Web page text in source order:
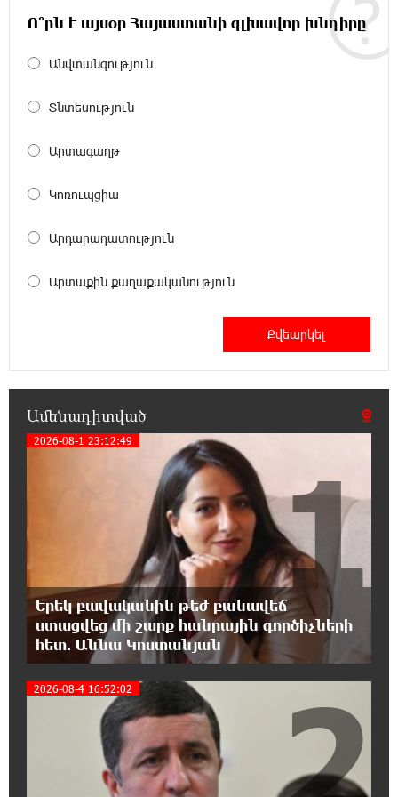
15:33:02 8-08-2026
գալու համար. Արմեն Մանվելյան
15:07:43 8-08-2026
են, քան անհաջող ու չստացված դերասանի
Միայն հանրային մեծ աջակցության
պարագայում ընդդիմությունը կկարողանա
օրակարգ թելադրել. Արեգ Սավգուլյան
14:44:51 8-08-2026
«ՀայաՔվեի» տարածքային գրասենյակները
շարունակում են կահավորվել Ավետիք
Չալաբյանի ազատ արձակումը պահանջող պաստառներով
13:16:00 8-08-2026
Երկուսը մեկում. Բրիտանացի ֆերմերները
համատեղում են արևային վահանակները
ոչխարների հետ մեկ դաշտում, և դա աշխատում է
12:27:29 8-08-2026
Սաուդյան Արաբիան, Թուրքիան և
Պակիստանը համատեղ պաշտպանության
մասին համաձայնագիր են կնքել. Արտակ Զաքարյան
12:05:38 8-08-2026
Սլովակիայի նախկին ղեկավարները
Ո՞րն է այսօր Հայաստանի գլխավոր խնդիրը
Անվտանգություն
Տնտեսություն
Արտագաղթ
Կոռուպցիա
Արդարադատություն
Արտաքին քաղաքականություն
Ամենադիտված
2026-08-1 23:12:49
Երեկ բավականին թեժ բանավեճ
ստացվեց մի շարք հանրային գործիչների
հետ. Աննա Կոստանյան
1
2026-08-4 16:52:02 2